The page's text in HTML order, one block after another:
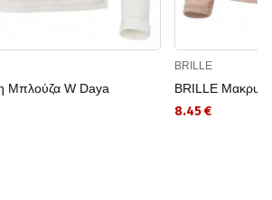
Μπλούζα W Daya
BRILLE
BRILLE
8.45 €